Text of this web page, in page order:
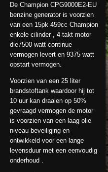
De Champion CPG9000E2-EU
benzine generator is voorzien
van een 15pk 459cc Champion
enkele cilinder , 4-takt motor
die7500 watt continue
vermogen levert en 9375 watt
opstart vermogen.
Voorzien van een 25 liter
brandstoftank waardoor hij tot
10 uur kan draaien op 50%
gevraagd vermogen de motor
is voorzien van een laag olie
niveau beveiliging en
ontwikkeld voor een lange
levensduur met een eenvoudig
onderhoud .